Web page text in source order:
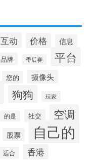
互动 价格 信息
品牌 季后赛 平台
您的 摄像头
狗狗 玩家
的是 社交 空调
股票 自己的
适合 香港